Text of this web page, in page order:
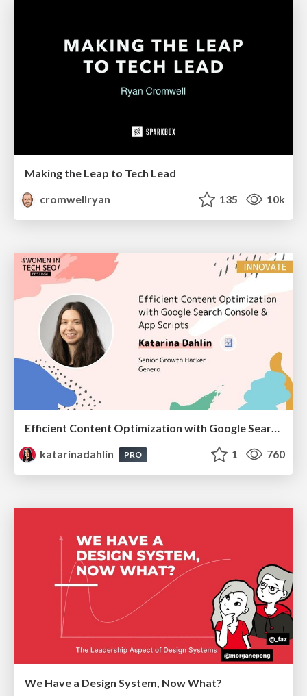
Making the Leap to Tech Lead
cromwellryan
135 10k
Efficient Content Optimization with Google Search Console & Apps Script
katarinadahlin
PRO 1 760
We Have a Design System, Now What?